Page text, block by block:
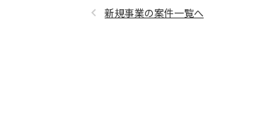
新規事業の案件一覧へ